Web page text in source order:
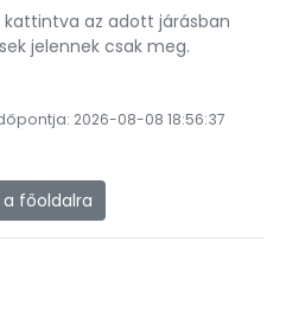
kattintva az adott járásban
jelennek csak meg.
2026-08-08 18:56:37
a főoldalra